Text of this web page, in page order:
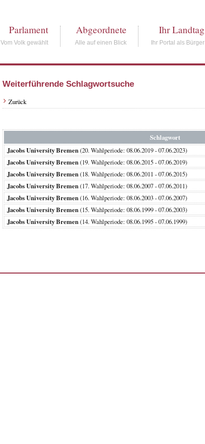
Parlament
Vom Volk gewählt
Abgeordnete
Alle auf einen Blick
Ihr Landtag
Ihr Portal als Bürger
Weiterführende Schlagwortsuche
Zurück
Schlagwort
Jacobs University Bremen(20. Wahlperiode: 08.06.2019 - 07.06.2023)
Jacobs University Bremen(19. Wahlperiode: 08.06.2015 - 07.06.2019)
Jacobs University Bremen(18. Wahlperiode: 08.06.2011 - 07.06.2015)
Jacobs University Bremen(17. Wahlperiode: 08.06.2007 - 07.06.2011)
Jacobs University Bremen(16. Wahlperiode: 08.06.2003 - 07.06.2007)
Jacobs University Bremen(15. Wahlperiode: 08.06.1999 - 07.06.2003)
Jacobs University Bremen(14. Wahlperiode: 08.06.1995 - 07.06.1999)